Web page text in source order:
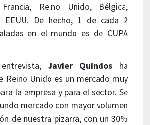
Reino Unido, Bélgica,
EEUU. De hecho, 1 de cada 2
en el mundo es de CUPA
Javier Quindos ha
Reino Unido es un mercado muy
la empresa y para el sector. Se
mercado con mayor volumen
de nuestra pizarra, con un 30%